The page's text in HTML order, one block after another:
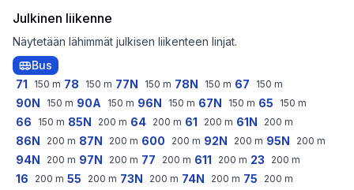
Julkinen liikenne
Näytetään lähimmät julkisen liikenteen linjat.
Bus
71
150 m 78 150 m 77N 150 m 78N 150 m 67 150 m
90N 150 m 90A 150 m 96N 150 m 67N 150 m 65 150 m
66 150 m 85N 200 m 64 200 m 61 200 m 61N 200 m
86N 200 m 87N 200 m 600 200 m 92N 200 m 95N 200 m
94N 200 m 97N 200 m 77 200 m 611 200 m 23 200 m
16 200 m 55 200 m 73N 200 m 74N 200 m 75 200 m